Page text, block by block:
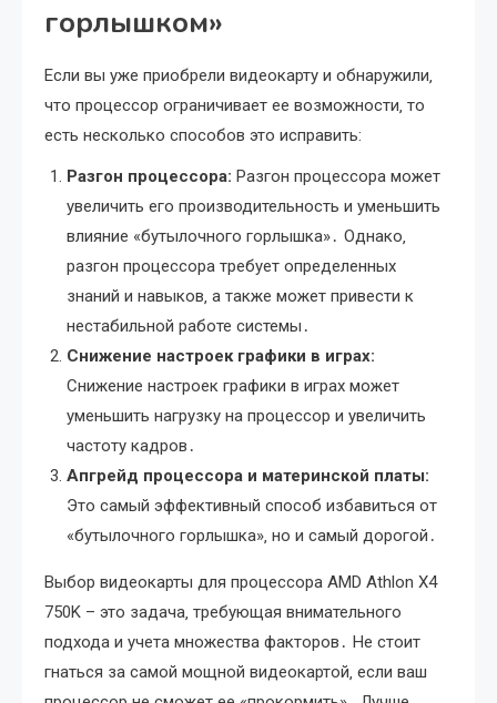
горлышком»
Если вы уже приобрели видеокарту и обнаружили‚
что процессор ограничивает ее возможности‚ то
есть несколько способов это исправить:
Разгон процессора: Разгон процессора может
увеличить его производительность и уменьшить
влияние «бутылочного горлышка»․ Однако‚
разгон процессора требует определенных
знаний и навыков‚ а также может привести к
нестабильной работе системы․
Снижение настроек графики в играх:
Снижение настроек графики в играх может
уменьшить нагрузку на процессор и увеличить
частоту кадров․
Апгрейд процессора и материнской платы:
Это самый эффективный способ избавиться от
«бутылочного горлышка»‚ но и самый дорогой․
Выбор видеокарты для процессора AMD Athlon X4
750K – это задача‚ требующая внимательного
подхода и учета множества факторов․ Не стоит
гнаться за самой мощной видеокартой‚ если ваш